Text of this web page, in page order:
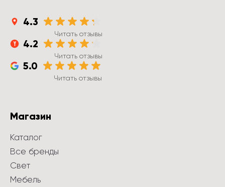
4.3
Читать отзывы
4.2
Читать отзывы
5.0
Читать отзывы
Магазин
Каталог
Все бренды
Свет
Мебель